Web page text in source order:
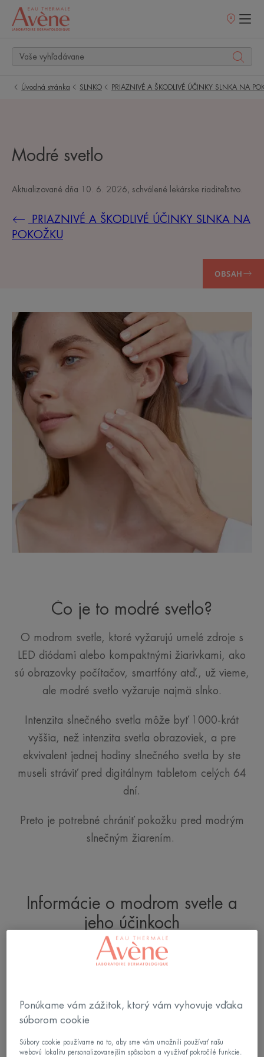
Predajné
Úvodná stránka SLNKO PRIAZNIVÉ A ŠKODLIVÉ ÚČINKY SLNKA NA
Modré svetlo
Aktualizované dňa 10. 6. 2026 , schválené lekárske riaditeľstvo
PRIAZNIVÉ A ŠKODLIVÉ ÚČINKY SLNKA NA
POKOŽKU
OBSAH
Čo je to modré svetlo?
O modrom svetle, ktoré vyžarujú umelé zdroje s
LED diódami alebo kompaktnými žiarivkami, ako
sú obrazovky počítačov, smartfóny atď., už vieme,
ale modré svetlo vyžaruje najmä slnko.
Intenzita slnečného svetla môže byť 1000-krát
vyššia, než intenzita svetla obrazoviek, a pre
ekvivalent jednej hodiny slnečného svetla by ste
museli stráviť pred digitálnym tabletom celých 64
dní.
Preto je potrebné chrániť pokožku pred modrým
slnečným žiarením.
Informácie o modrom svetle a
jeho účinkoch
„Modrofialové“ svetlo je pásmo viditeľného spektra,
škodlivé: urýchľuje starnutie našich buniek a treba
sa pred ním chrániť.
Ponúkame vám zážitok, ktorý vám vyhovuje vďaka
súborom cookie
Súbory cookie používame na to, aby sme vám umožnili používať našu
webovú lokalitu personalizovanejším spôsobom a využívať pokročilé funkcie.